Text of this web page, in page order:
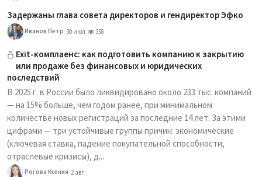
Задержаны глава совета директоров и гендиректор Эфко
Иванов Петр 30 июл 358
Exit-комплаенс: как подготовить компанию к закрытию
или продаже без финансовых и юридических
последствий
В 2025 г. в России было ликвидировано около 233 тыс. компаний
— на 15% больше, чем годом ранее, при минимальном
количестве новых регистраций за последние 14 лет. За этими
цифрами — три устойчивые группы причин: экономические
(ключевая ставка, падение покупательной способности,
отраслевые кризисы), д...
Рогова Ксения 2 авг